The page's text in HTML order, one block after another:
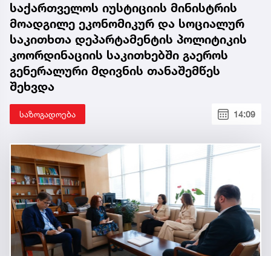
საქართველოს იუსტიციის მინისტრის
მოადგილე ეკონომიკურ და სოციალურ
საკითხთა დეპარტამენტის პოლიტიკის
კოორდინაციის საკითხებში გაეროს
გენერალური მდივნის თანაშემწეს
შეხვდა
საზოგადოება 14:09